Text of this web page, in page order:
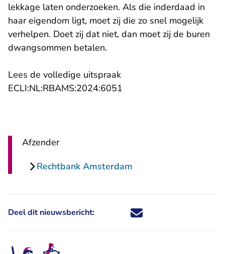
lekkage laten onderzoeken. Als die inderdaad in
haar eigendom ligt, moet zij die zo snel mogelijk
verhelpen. Doet zij dat niet, dan moet zij de buren
dwangsommen betalen.
Lees de volledige uitspraak
ECLI:NL:RBAMS:2024:6051
Afzender
Rechtbank Amsterdam
Deel dit nieuwsbericht: Deel dit nieuwsbericht via X -
Deel dit nieuwsbericht via
Deel dit nieuwsbericht
Deel dit